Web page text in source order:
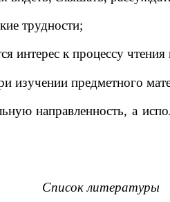
трудности;
интерес к процессу
изучении предметного
направленность, а
Список литературы